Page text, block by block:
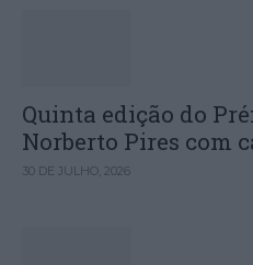
Quinta edição do
Norberto Pires com
30 DE JULHO, 2026